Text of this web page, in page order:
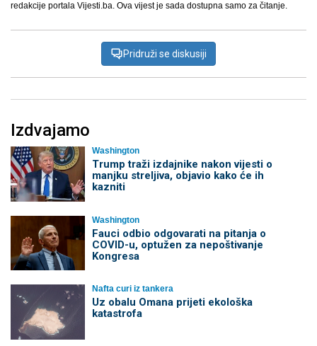
redakcije portala Vijesti.ba. Ova vijest je sada dostupna samo za čitanje.
Pridruži se diskusiji
Izdvajamo
Washington
Trump traži izdajnike nakon vijesti o
manjku streljiva, objavio kako će ih
kazniti
Washington
Fauci odbio odgovarati na pitanja o
COVID-u, optužen za nepoštivanje
Kongresa
Nafta curi iz tankera
Uz obalu Omana prijeti ekološka
katastrofa